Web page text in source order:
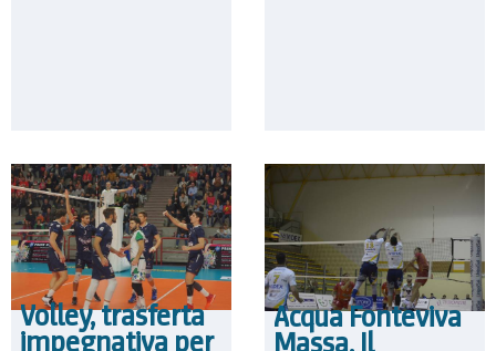
Volley, trasferta
impegnativa per
Acqua Fonteviva
Massa. Il